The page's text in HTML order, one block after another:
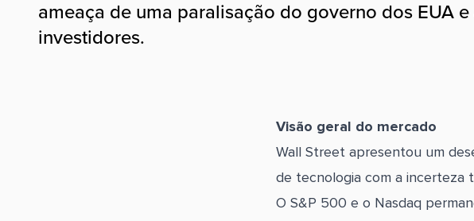
ameaça de uma paralisação do governo dos EUA
investidores.
Visão geral do mercado
Wall Street apresentou um
de tecnologia com a incerteza
O S&P 500 e o Nasdaq